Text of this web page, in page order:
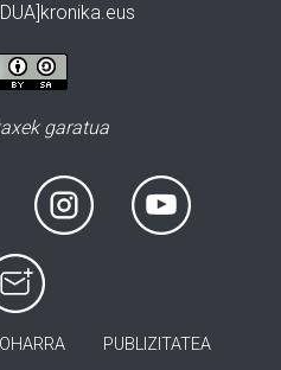
garatua
PUBLIZITATEA